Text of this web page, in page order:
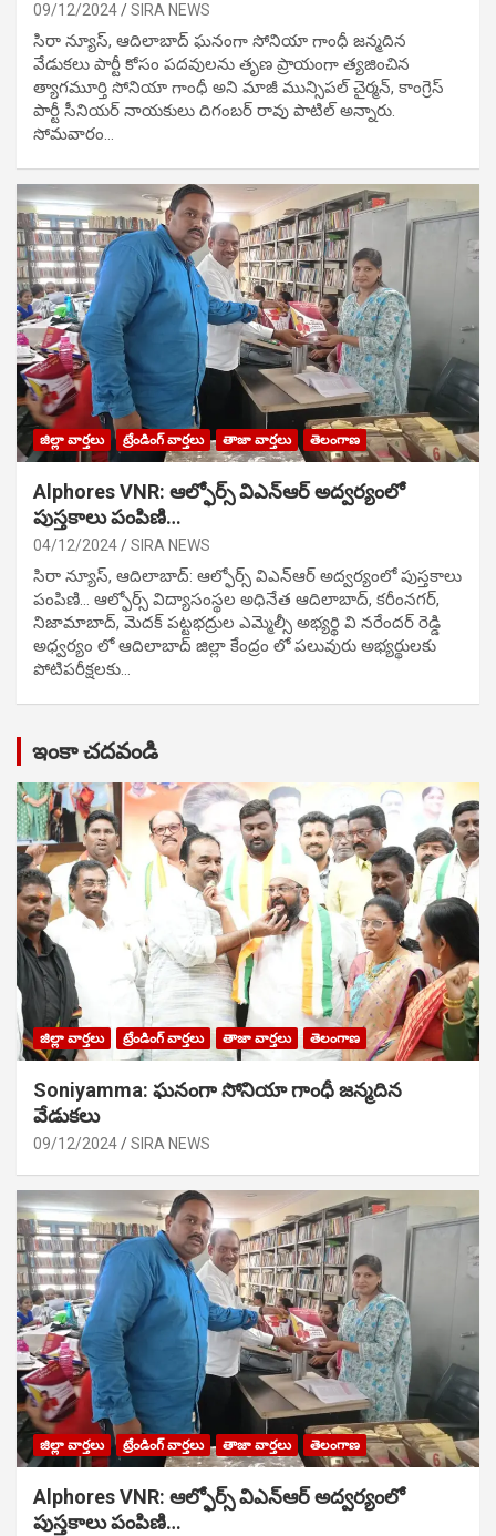
09/12/2024 SIRA NEWS
సిరా న్యూస్, ఆదిలాబాద్ ఘ‌నంగా సోనియా గాంధీ జ‌న్మ‌దిన
వేడుక‌లు పార్టీ కోసం ప‌ద‌వుల‌ను తృణ ప్రాయంగా త్య‌జించిన
త్యాగమూర్తి సోనియా గాంధీ అని మాజీ మున్సిప‌ల్ చైర్మ‌న్, కాంగ్రెస్
పార్టీ సీనియ‌ర్ నాయ‌కులు దిగంబ‌ర్ రావు పాటిల్ అన్నారు.
సోమవారం…
జిల్లా వార్తలు ట్రేండింగ్ వార్తలు తాజా వార్తలు తెలంగాణ
Alphores VNR: ఆల్ఫోర్స్ విఎన్ఆర్ అద్వర్యంలో
పుస్తకాలు పంపిణి…
04/12/2024 SIRA NEWS
సిరా న్యూస్, ఆదిలాబాద్: ఆల్ఫోర్స్ విఎన్ఆర్ అద్వర్యంలో పుస్తకాలు
పంపిణి… ఆల్ఫోర్స్ విద్యాసంస్థల అధినేత ఆదిలాబాద్, కరీంనగర్,
నిజామాబాద్, మెదక్ పట్టభద్రుల ఎమ్మెల్సీ అభ్యర్థి వి నరేందర్ రెడ్డి
అధ్వర్యం లో ఆదిలాబాద్ జిల్లా కేంద్రం లో పలువురు అభ్యర్థులకు
పోటిప‌రీక్ష‌ల‌కు…
ఇంకా చదవండి
జిల్లా వార్తలు ట్రేండింగ్ వార్తలు తాజా వార్తలు తెలంగాణ
Soniyamma: ఘ‌నంగా సోనియా గాంధీ జ‌న్మ‌దిన
వేడుక‌లు
09/12/2024 SIRA NEWS
జిల్లా వార్తలు ట్రేండింగ్ వార్తలు తాజా వార్తలు తెలంగాణ
Alphores VNR: ఆల్ఫోర్స్ విఎన్ఆర్ అద్వర్యంలో
పుస్తకాలు పంపిణి…